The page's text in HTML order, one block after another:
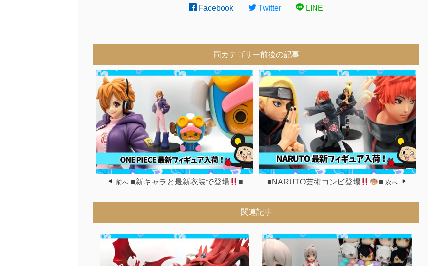
Facebook Twitter LINE
同カテゴリー前後の記事
前へ ■新キャラと最新衣装で登場 ■ ■NARUTO芸術コンビ登場 ■ 次へ
関連記事